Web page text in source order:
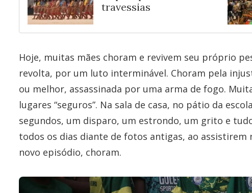
travessias
Hoje, muitas mães choram e revivem seu próprio
revolta, por um luto interminável. Choram pela
ou melhor, assassinada por uma arma de fogo.
lugares “seguros”. Na sala de casa, no pátio da
segundos, um disparo, um estrondo, um grito e
todos os dias diante de fotos antigas, ao
novo episódio, choram.